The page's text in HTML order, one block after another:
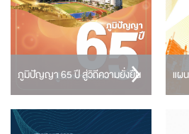
ภูมิปัญญา 65 ปี สู่วิถีความยั่งยืน แผ